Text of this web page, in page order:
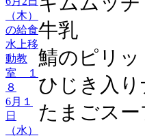
（木）
の給食
水上移
動教
室 １
８
6月１
日
（水）
牛乳
鯖のピリ
ひじき入
たまごスー